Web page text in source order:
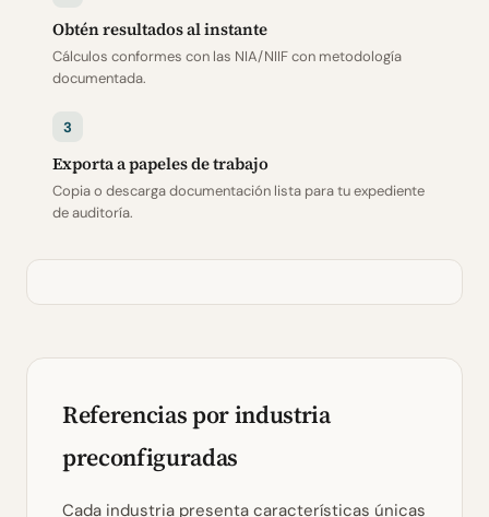
Obtén resultados al instante
Cálculos conformes con las NIA/NIIF con metodología
documentada.
3
Exporta a papeles de trabajo
Copia o descarga documentación lista para tu expediente
de auditoría.
Referencias por industria
preconfiguradas
Cada industria presenta características únicas